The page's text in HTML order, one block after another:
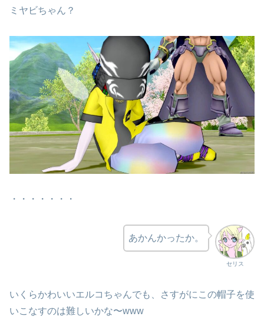
ミヤビちゃん？
・・・・・・・
セリス
あかんかったか。
いくらかわいいエルコちゃんでも、さすがにこの帽子を使
いこなすのは難しいかな〜www